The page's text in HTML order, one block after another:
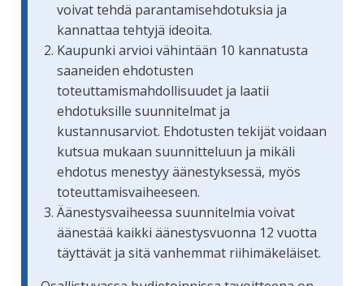
voivat tehdä parantamisehdotuksia ja
kannattaa tehtyjä ideoita.
Kaupunki arvioi vähintään 10 kannatusta
saaneiden ehdotusten
toteuttamismahdollisuudet ja laatii
ehdotuksille suunnitelmat ja
kustannusarviot. Ehdotusten tekijät voidaan
kutsua mukaan suunnitteluun ja mikäli
ehdotus menestyy äänestyksessä, myös
toteuttamisvaiheeseen.
Äänestysvaiheessa suunnitelmia voivat
äänestää kaikki äänestysvuonna 12 vuotta
täyttävät ja sitä vanhemmat riihimäkeläiset.